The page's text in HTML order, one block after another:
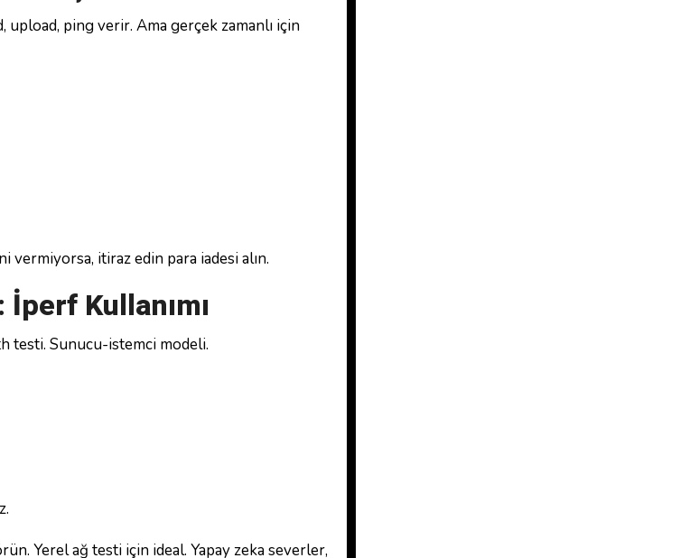
upload, ping verir. Ama gerçek zamanlı için
vermiyorsa, itiraz edin para iadesi alın.
Kullanımı
testi. Sunucu-istemci modeli.
Yerel ağ testi için ideal. Yapay zeka severler,